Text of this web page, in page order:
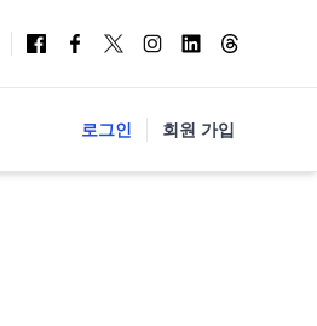
로그인 회원 가입